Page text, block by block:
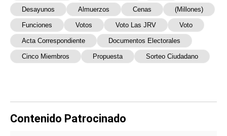
Desayunos Almuerzos Cenas (millones)
Funciones Votos Voto Las JRV Voto
Acta Correspondiente Documentos Electorales
Cinco Miembros Propuesta Sorteo Ciudadano
Contenido Patrocinado